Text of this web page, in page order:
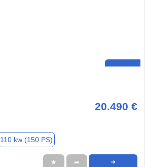
20.490 €
110 kw (150 PS)
★ ➦ ➜